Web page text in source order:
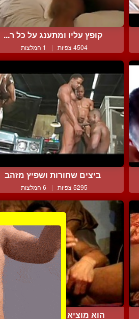
קופץ עליו ומתענג על כל ר...
4504 צפיות | 1 המלצות
ביצים שחורות ושפיץ מזהב
5295 צפיות | 6 המלצות
הוא מוציא רק שפריץ קטן מ...